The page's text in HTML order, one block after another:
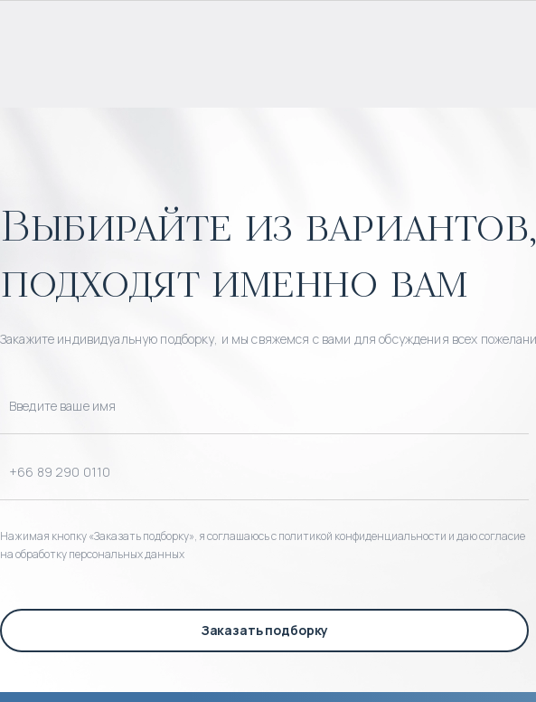
Выбирайте из
подходят именно вам
Закажите индивидуальную подборку, и мы свяжемся с вами для обсуждения всех
Нажимая кнопку «Заказать подборку», я соглашаюсь с политикой конфиденциальности и даю согласие
на обработку персональных данных
Заказать подборку